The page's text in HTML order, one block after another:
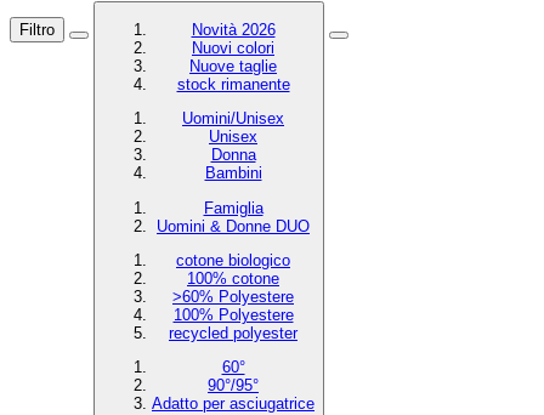
Filtro
Novità 2026
Nuovi colori
Nuove taglie
stock rimanente
Uomini/Unisex
Unisex
Donna
Bambini
Famiglia
Uomini & Donne DUO
cotone biologico
100% cotone
>60% Polyestere
100% Polyestere
recycled polyester
60°
90°/95°
Adatto per asciugatrice